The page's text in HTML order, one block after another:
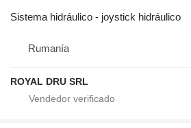
Sistema hidráulico - joystick hidráulico
Rumanía
ROYAL DRU SRL